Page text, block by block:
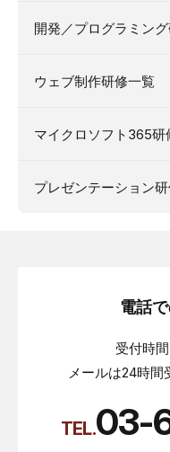
開発／プログラミン
ウェブ制作研修一覧
マイクロソフト365研
プレゼンテーション
電話
受付時
メールは24時
TEL.03-